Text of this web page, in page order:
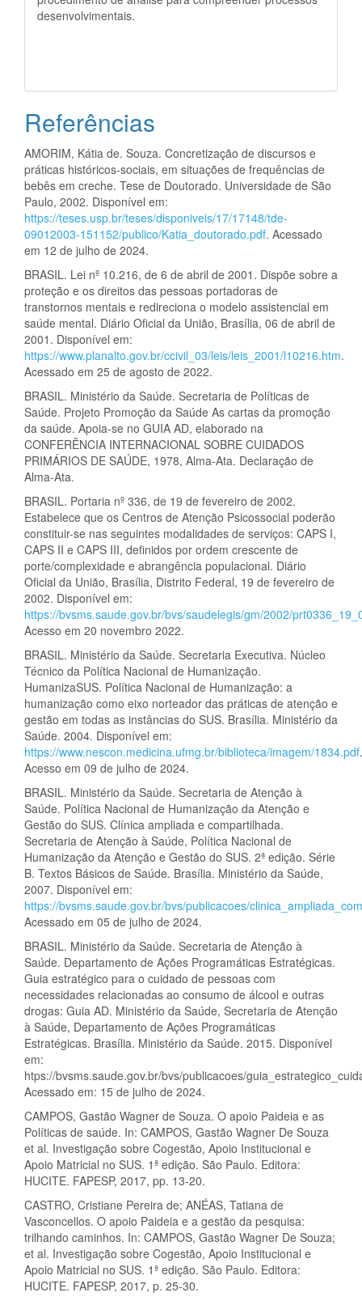
desenvolvimentais.
Referências
AMORIM, Kátia de. Souza. Concretização de discursos e
práticas históricos-sociais, em situações de frequências de
bebês em creche. Tese de Doutorado. Universidade de São
Paulo, 2002. Disponível em:
https://teses.usp.br/teses/disponiveis/17/17148/tde-
09012003-151152/publico/Katia_doutorado.pdf. Acessado
em 12 de julho de 2024.
BRASIL. Lei nº 10.216, de 6 de abril de 2001. Dispõe sobre a
proteção e os direitos das pessoas portadoras de
transtornos mentais e redireciona o modelo assistencial em
saúde mental. Diário Oficial da União, Brasília, 06 de abril de
2001. Disponível em:
https://www.planalto.gov.br/ccivil_03/leis/leis_2001/l10216.htm.
Acessado em 25 de agosto de 2022.
BRASIL. Ministério da Saúde. Secretaria de Políticas de
Saúde. Projeto Promoção da Saúde As cartas da promoção
da saúde. Apoia-se no GUIA AD, elaborado na
CONFERÊNCIA INTERNACIONAL SOBRE CUIDADOS
PRIMÁRIOS DE SAÚDE, 1978, Alma-Ata. Declaração de
Alma-Ata.
BRASIL. Portaria nº 336, de 19 de fevereiro de 2002.
Estabelece que os Centros de Atenção Psicossocial poderão
constituir-se nas seguintes modalidades de serviços: CAPS I,
CAPS II e CAPS III, definidos por ordem crescente de
porte/complexidade e abrangência populacional. Diário
Oficial da União, Brasília, Distrito Federal, 19 de fevereiro de
2002. Disponível em:
https://bvsms.saude.gov.br/bvs/saudelegis/gm/2002/
Acesso em 20 novembro 2022.
BRASIL. Ministério da Saúde. Secretaria Executiva. Núcleo
Técnico da Política Nacional de Humanização.
HumanizaSUS. Política Nacional de Humanização: a
humanização como eixo norteador das práticas de atenção e
gestão em todas as instâncias do SUS. Brasília. Ministério da
Saúde. 2004. Disponível em:
https://www.nescon.medicina.ufmg.br/biblioteca/imagem/1834.pdf.
Acesso em 09 de julho de 2024.
BRASIL. Ministério da Saúde. Secretaria de Atenção à
Saúde. Política Nacional de Humanização da Atenção e
Gestão do SUS. Clínica ampliada e compartilhada.
Secretaria de Atenção à Saúde, Política Nacional de
Humanização da Atenção e Gestão do SUS. 2ª edição. Série
B. Textos Básicos de Saúde. Brasília. Ministério da Saúde,
2007. Disponível em:
https://bvsms.saude.gov.br/bvs/publicacoes/
Acessado em 05 de julho de 2024.
BRASIL. Ministério da Saúde. Secretaria de Atenção à
Saúde. Departamento de Ações Programáticas Estratégicas.
Guia estratégico para o cuidado de pessoas com
necessidades relacionadas ao consumo de álcool e outras
drogas: Guia AD. Ministério da Saúde, Secretaria de Atenção
à Saúde, Departamento de Ações Programáticas
Estratégicas. Brasília. Ministério da Saúde. 2015. Disponível
em:
htps://bvsms.saude.gov.br/bvs/publicacoes/
Acessado em: 15 de julho de 2024.
CAMPOS, Gastão Wagner de Souza. O apoio Paideia e as
Políticas de saúde. In: CAMPOS, Gastão Wagner De Souza
et al. Investigação sobre Cogestão, Apoio Institucional e
Apoio Matricial no SUS. 1ª edição. São Paulo. Editora:
HUCITE. FAPESP, 2017, pp. 13-20.
CASTRO, Cristiane Pereira de; ANÉAS, Tatiana de
Vasconcellos. O apoio Paideia e a gestão da pesquisa:
trilhando caminhos. In: CAMPOS, Gastão Wagner De Souza;
et al. Investigação sobre Cogestão, Apoio Institucional e
Apoio Matricial no SUS. 1ª edição. São Paulo. Editora:
HUCITE. FAPESP, 2017, p. 25-30.